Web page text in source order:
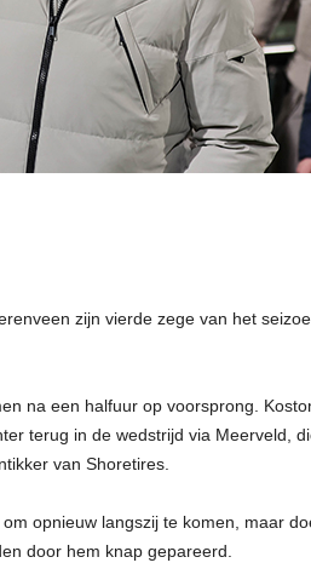
zijn vierde zege van het
na een halfuur op voorsprong.
terug in de wedstrijd via Meerveld,
van Shoretires.
opnieuw langszij te komen, maar
door hem knap gepareerd.